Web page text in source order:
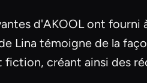
d'AKOOL ont fourni
Lina témoigne de la
créant ainsi des